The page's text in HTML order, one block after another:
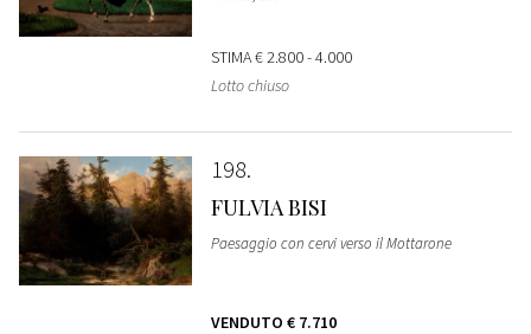
STIMA€ 2.800 - 4.000
Lotto chiuso
198
FULVIA BISI
Paesaggio con cervi verso il Mottarone
VENDUTO € 7.710